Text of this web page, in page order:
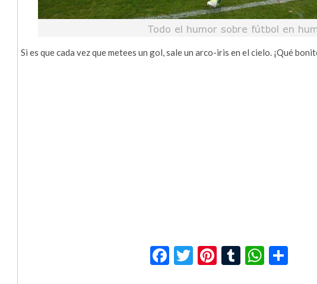
Si es que cada vez que metees un gol, sale un arco-iris en el cielo. ¡Qué
Facebook
Twitter
Pinterest
Tumblr